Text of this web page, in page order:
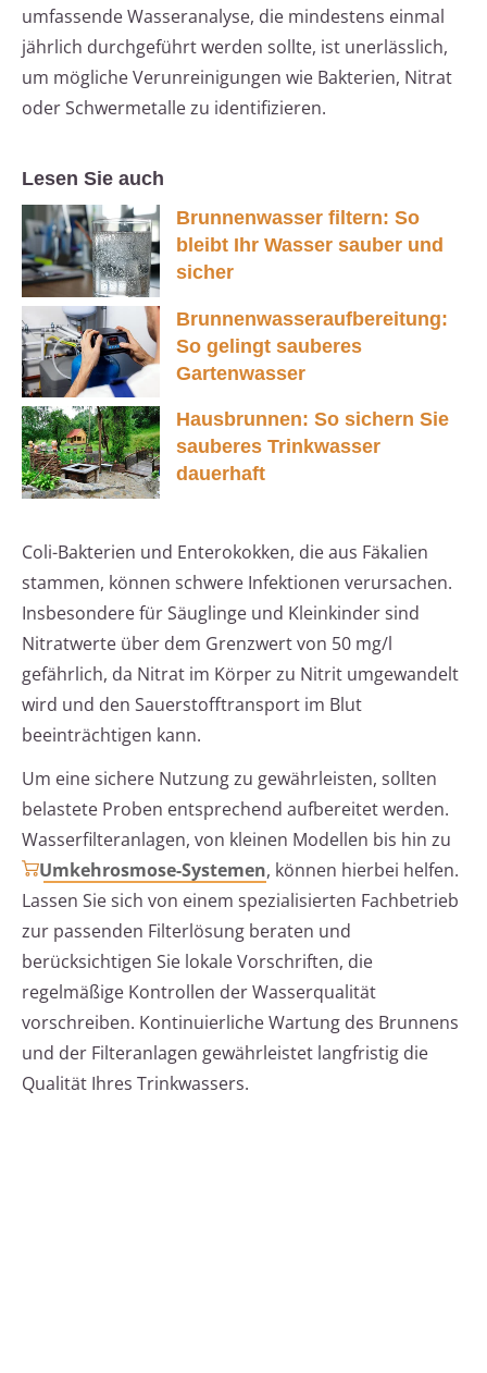
umfassende Wasseranalyse, die mindestens einmal
jährlich durchgeführt werden sollte, ist unerlässlich,
um mögliche Verunreinigungen wie Bakterien, Nitrat
oder Schwermetalle zu identifizieren.
Lesen Sie auch
Brunnenwasser filtern: So
bleibt Ihr Wasser sauber und
sicher
Brunnenwasseraufbereitung:
So gelingt sauberes
Gartenwasser
Hausbrunnen: So sichern Sie
sauberes Trinkwasser
dauerhaft
Coli-Bakterien und Enterokokken, die aus Fäkalien
stammen, können schwere Infektionen verursachen.
Insbesondere für Säuglinge und Kleinkinder sind
Nitratwerte über dem Grenzwert von 50 mg/l
gefährlich, da Nitrat im Körper zu Nitrit umgewandelt
wird und den Sauerstofftransport im Blut
beeinträchtigen kann.
Um eine sichere Nutzung zu gewährleisten, sollten
belastete Proben entsprechend aufbereitet werden.
Wasserfilteranlagen, von kleinen Modellen bis hin zu
Umkehrosmose-Systemen, können hierbei helfen.
Lassen Sie sich von einem spezialisierten Fachbetrieb
zur passenden Filterlösung beraten und
berücksichtigen Sie lokale Vorschriften, die
regelmäßige Kontrollen der Wasserqualität
vorschreiben. Kontinuierliche Wartung des Brunnens
und der Filteranlagen gewährleistet langfristig die
Qualität Ihres Trinkwassers.